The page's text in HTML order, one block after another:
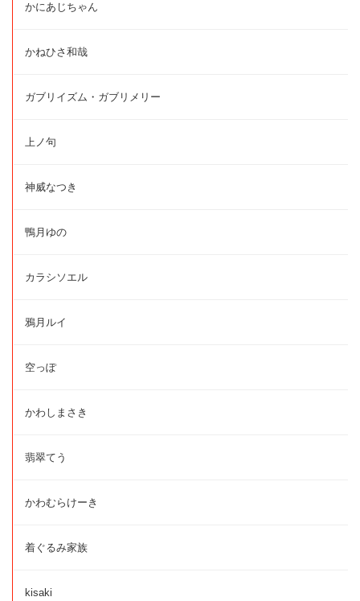
かにあじちゃん
かねひさ和哉
ガブリイズム・ガブリメリー
上ノ句
神威なつき
鴨月ゆの
カラシソエル
鴉月ルイ
空っぽ
かわしまさき
翡翠てう
かわむらけーき
着ぐるみ家族
kisaki